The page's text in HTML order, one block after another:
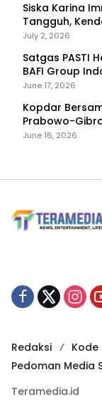
Siska Karina
Tangguh,
dan Bencana
July 2, 2026
Satgas PASTI
BAFI Group
June 17, 2026
Kopdar
Prabowo-
June 16, 2026
Redaksi Kode
Pedoman Media
Teramedia.id